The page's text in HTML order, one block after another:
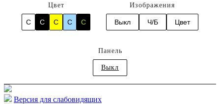
Цвет
C C C C C
Изображения
Выкл Ч/Б Цвет
Панель
Выкл
Версия для слабовидящих